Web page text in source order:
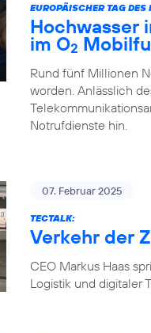
EUROPÄISCHER TAG DES
Hochwasser
im O2
Rund fünf Millionen
worden. Anlässlich
Notrufdienste hin.
07. Februar 2025
TECTALK:
Verkehr der
CEO Markus Haas
Logistik und digitaler